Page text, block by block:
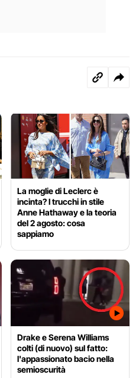
La moglie di Leclerc è
incinta? I trucchi in stile
Anne Hathaway e la teoria
del 2 agosto: cosa
sappiamo
Drake e Serena Williams
colti (di nuovo) sul fatto:
l'appassionato bacio nella
semioscurità